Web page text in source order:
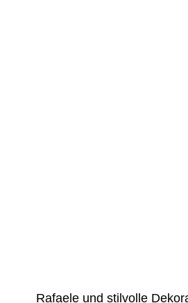
Rafaele und stilvolle